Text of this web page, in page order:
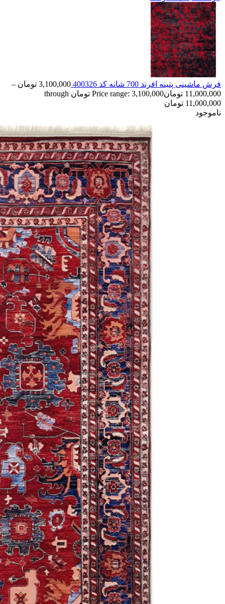
فرش ماشینی پتینه افرند 700 شانه کد 400326 3,100,000 تومان –
11,000,000 تومان
Price range: 3,100,000 تومان through
11,000,000 تومان
ناموجود